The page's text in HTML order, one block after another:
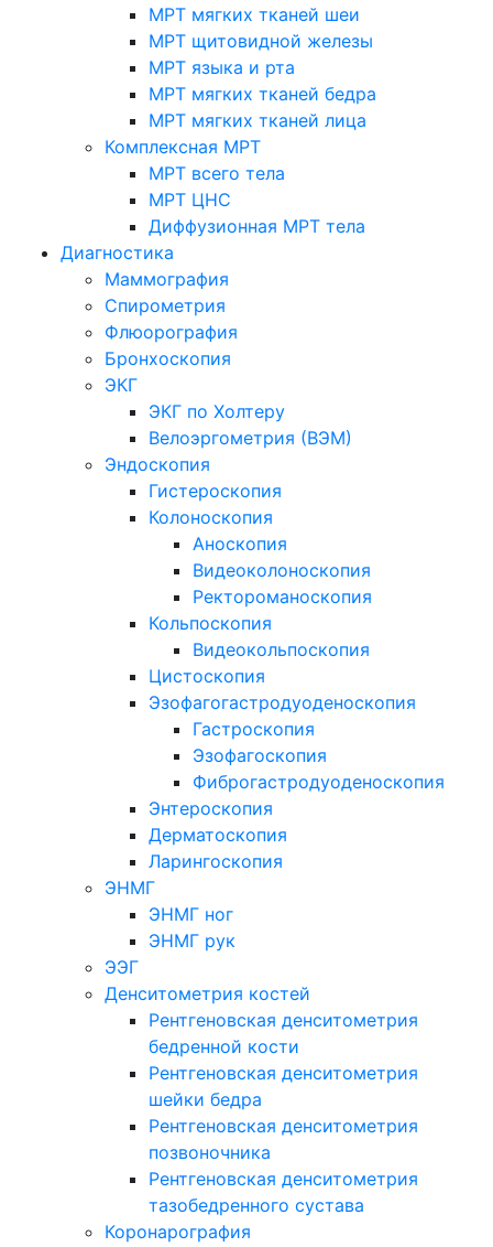
МРТ мягких тканей шеи
МРТ щитовидной железы
МРТ языка и рта
МРТ мягких тканей бедра
МРТ мягких тканей лица
Комплексная МРТ
МРТ всего тела
МРТ ЦНС
Диффузионная МРТ тела
Диагностика
Маммография
Спирометрия
Флюорография
Бронхоскопия
ЭКГ
ЭКГ по Холтеру
Велоэргометрия (ВЭМ)
Эндоскопия
Гистероскопия
Колоноскопия
Аноскопия
Видеоколоноскопия
Ректороманоскопия
Кольпоскопия
Видеокольпоскопия
Цистоскопия
Эзофагогастродуоденоскопия
Гастроскопия
Эзофагоскопия
Фиброгастродуоденоскопия
Энтероскопия
Дерматоскопия
Ларингоскопия
ЭНМГ
ЭНМГ ног
ЭНМГ рук
ЭЭГ
Денситометрия костей
Рентгеновская денситометрия
бедренной кости
Рентгеновская денситометрия
шейки бедра
Рентгеновская денситометрия
позвоночника
Рентгеновская денситометрия
тазобедренного сустава
Коронарография